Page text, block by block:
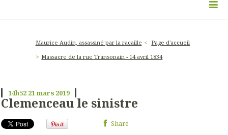
Maurice Audin, assassiné par la racaille
Page d'accueil
Massacre de la rue Transonain - 14 avril 1834
14h52 21mars 2019
Clemenceau le sinistre
Share